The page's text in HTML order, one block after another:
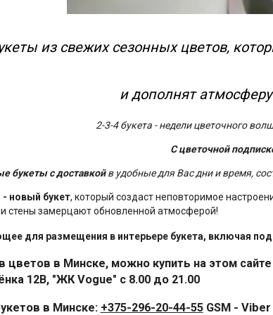
из свежих сезонных цветов,
и дополнят
2-3-4 букета - недели цветочного
С цветочной
букеты с доставкойв удобные для Вас дни и время,
новый букет, который создаст неповторимое
стены замерцают обновленной атмосферой!
для размещения в интерьере букета, включая
цветов в Минске, можно купить на этом сайте
12В, "ЖК Vogue" с 8.00 до 21.00
в Минске: +375-296-20-44-55GSM -